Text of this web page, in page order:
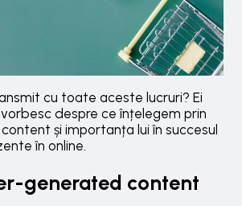
cu toate aceste lucruri? Ei
despre ce înțelegem prin
și importanța lui în succesul
în online.
generated content